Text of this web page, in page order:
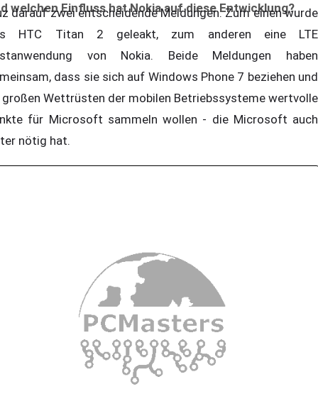
welchen Einfluss hat Nokia auf diese Entwicklung?
darauf zwei entscheidende Meldungen. Zum einen wurde
HTC Titan 2 geleakt, zum anderen eine LTE
von Nokia. Beide Meldungen haben
dass sie sich auf Windows Phone 7 beziehen und
Wettrüsten der mobilen Betriebssysteme wertvolle
für Microsoft sammeln wollen - die Microsoft auch
nötig hat.